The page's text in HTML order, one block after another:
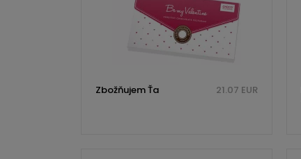
Zbožňujem Ťa 21.07 EUR